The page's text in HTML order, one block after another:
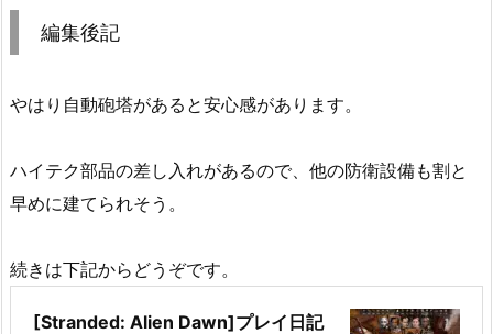
編集後記
やはり自動砲塔があると安心感があります。
ハイテク部品の差し入れがあるので、他の防衛設備も割と
早めに建てられそう。
続きは下記からどうぞです。
[Stranded: Alien Dawn]プレイ日記